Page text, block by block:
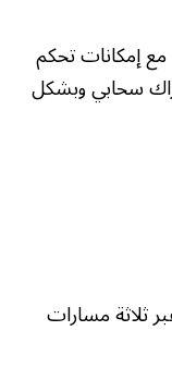
مع إمكانات تحكم
سحابي وبشكل
ثلاثة مسارات